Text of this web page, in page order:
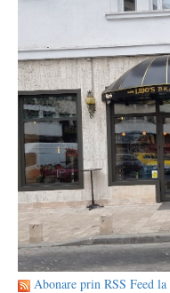
Abonare prin RSS Feed